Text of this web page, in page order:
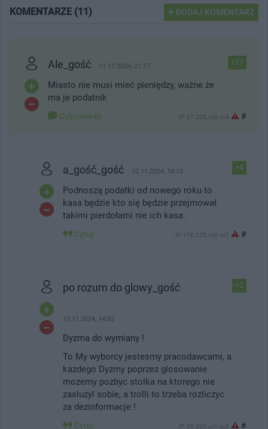
KOMENTARZE (11) DODAJ KOMENTARZ
+27
Ale_gość 11.11.2024, 21:17
Miasto nie musi mieć pieniędzy, ważne że
ma je podatnik
Odpowiedz IP: 87.205.xx9.xx4 #
+4
a_gość_gość 12.11.2024, 18:15
Podnoszą podatki od nowego roku to
kasa będzie kto się będzie przejmował
takimi pierdołami nie ich kasa.
Cytuj IP: 178.235.xx0.xx1 #
+2
po rozum do glowy_gość
13.11.2024, 14:02
Dyzma do wymiany !
To My wyborcy jestesmy pracodawcami, a
kazdego Dyzmy poprzez glosowanie
mozemy pozbyc stolka na ktorego nie
zasluzyl sobie, a trolli to trzeba rozliczyc
za dezinformacje !
Cytuj IP: 95.223.xx1.xx3 #